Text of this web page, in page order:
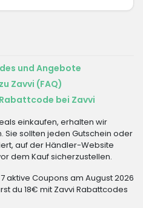
und Angebote
Zavvi (FAQ)
bei Zavvi
einkaufen, erhalten wir
Sie sollten jeden Gutschein oder
auf der Händler-Website
dem Kauf sicherzustellen.
aktive Coupons am August 2026
du 18€ mit Zavvi Rabattcodes